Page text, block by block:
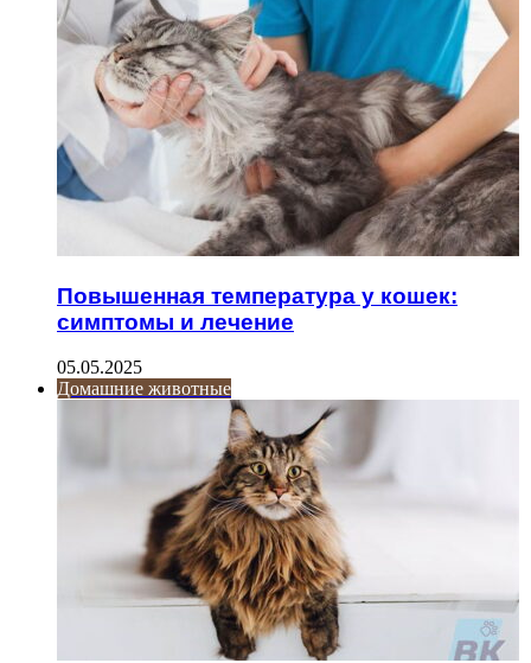
Повышенная температура у кошек:
симптомы и лечение
05.05.2025
Домашние животные